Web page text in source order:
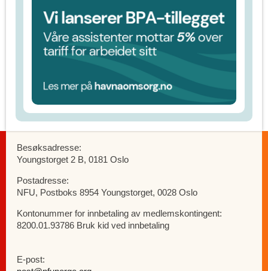
Besøksadresse:
Youngstorget 2 B, 0181 Oslo
Postadresse:
NFU, Postboks 8954 Youngstorget, 0028 Oslo
Kontonummer for innbetaling av medlemskontingent:
8200.01.93786 Bruk kid ved innbetaling
E-post: